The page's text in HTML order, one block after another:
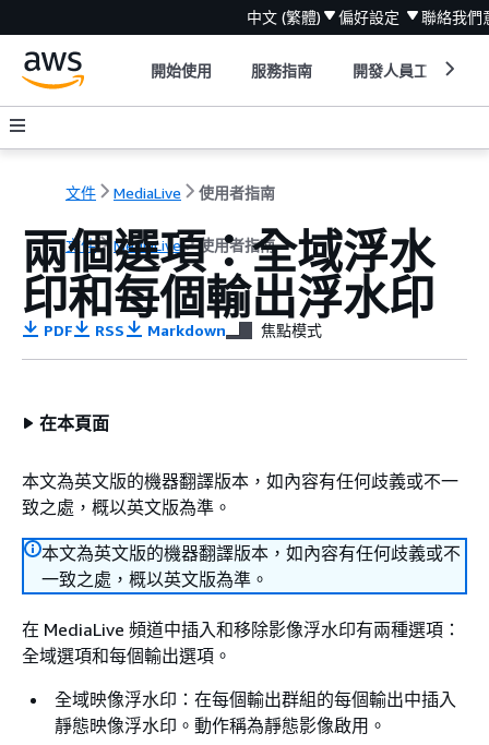
中文 (繁體) 偏好設定 聯絡我們
開始使用 服務指南 開發人員工具
文件 MediaLive 使用者指南
文件 MediaLive 使用者指南
兩個選項：全域浮水
印和每個輸出浮水印
PDF RSS Markdown 焦點模式
在本頁面
本文為英文版的機器翻譯版本，如內容有任何歧義或不一
致之處，概以英文版為準。
本文為英文版的機器翻譯版本，如內容有任何歧義或不
一致之處，概以英文版為準。
在 MediaLive 頻道中插入和移除影像浮水印有兩種選項：
全域選項和每個輸出選項。
全域映像浮水印：在每個輸出群組的每個輸出中插入
靜態映像浮水印。動作稱為靜態影像啟用。